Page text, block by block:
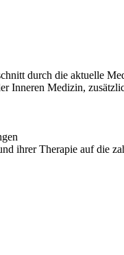
durch die aktuelle
Inneren Medizin,
ihrer Therapie auf die